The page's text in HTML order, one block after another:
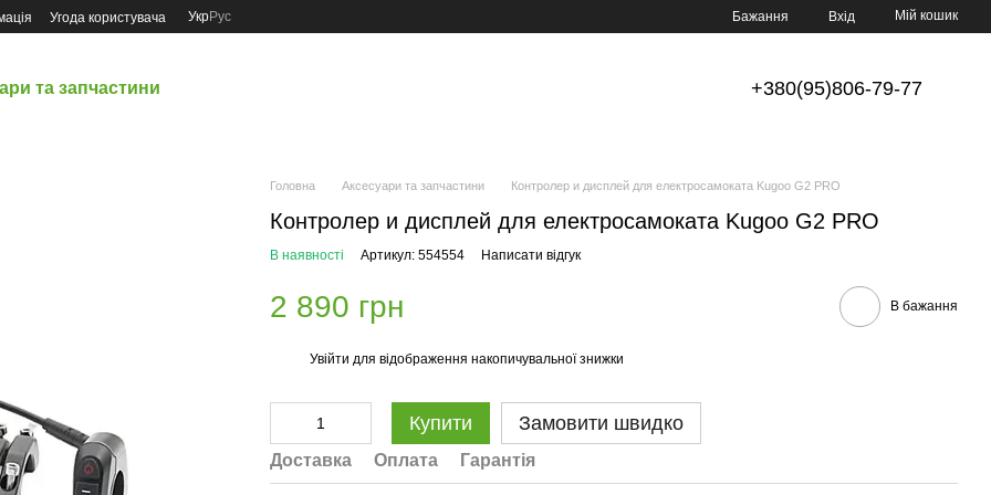
Угода користувача УкрРус Бажання Вхід Мій кошик
та запчастини +380(95)806-79-77
Головна Аксесуари та запчастини Контролер и дисплей для електросамоката Kugoo G2 PRO
Контролер и дисплей для електросамоката Kugoo G2 PRO
В наявності Артикул: 554554 Написати відгук
2 890 грн В бажання
Увійти для відображення накопичувальної знижки
Купити Замовити швидко
Доставка Оплата Гарантія